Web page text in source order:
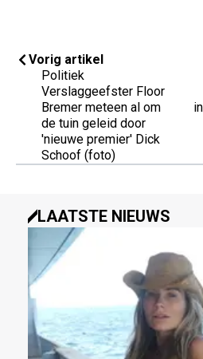
Vorig artikel
Politiek
Verslaggeefster Floor
Bremer meteen al om
de tuin geleid door
'nieuwe premier' Dick
Schoof (foto)
LAATSTE NIEUWS